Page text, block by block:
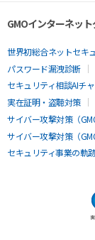
GMOインターネッ
世界初総合ネットセキ
パスワード漏洩診断
セキュリティ相談AIチ
実在証明・盗聴対策
サイバー攻撃対策（
サイバー攻撃対策（
セキュリティ事業の軌